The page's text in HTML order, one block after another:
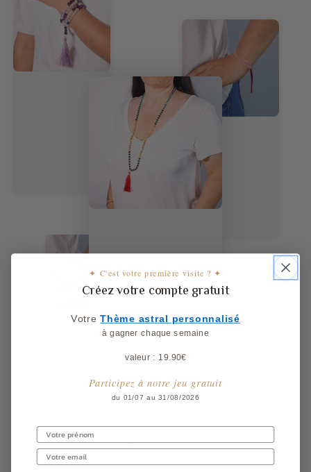
Choisissez votre bijoux en pierre
✦ C'est votre première visite ? ✦
Créez votre compte gratuit
Votre ​Thème astral personnalisé
à gagner chaque semaine
valeur : 19.90€
Participez à notre jeu gratuit
du 01/07 au 31/08/2026